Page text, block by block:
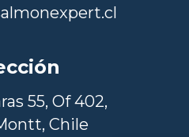
55, Of 402,
Chile